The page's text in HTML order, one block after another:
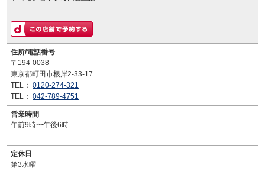
住所/電話番号
〒194-0038
東京都町田市根岸2-33-17
TEL： 0120-274-321
TEL： 042-789-4751
営業時間
午前9時〜午後6時
定休日
第3水曜